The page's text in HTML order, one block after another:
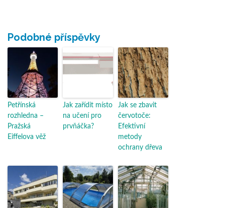
Podobné příspěvky
Petřínská
rozhledna –
Pražská
Eiffelova věž
Jak zařídit místo
na učení pro
prvňáčka?
Jak se zbavit
červotoče:
Efektivní
metody
ochrany dřeva